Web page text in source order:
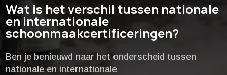
Wat is het verschil tussen nationale
en internationale
schoonmaakcertificeringen?
Ben je benieuwd naar het onderscheid tussen
nationale en internationale